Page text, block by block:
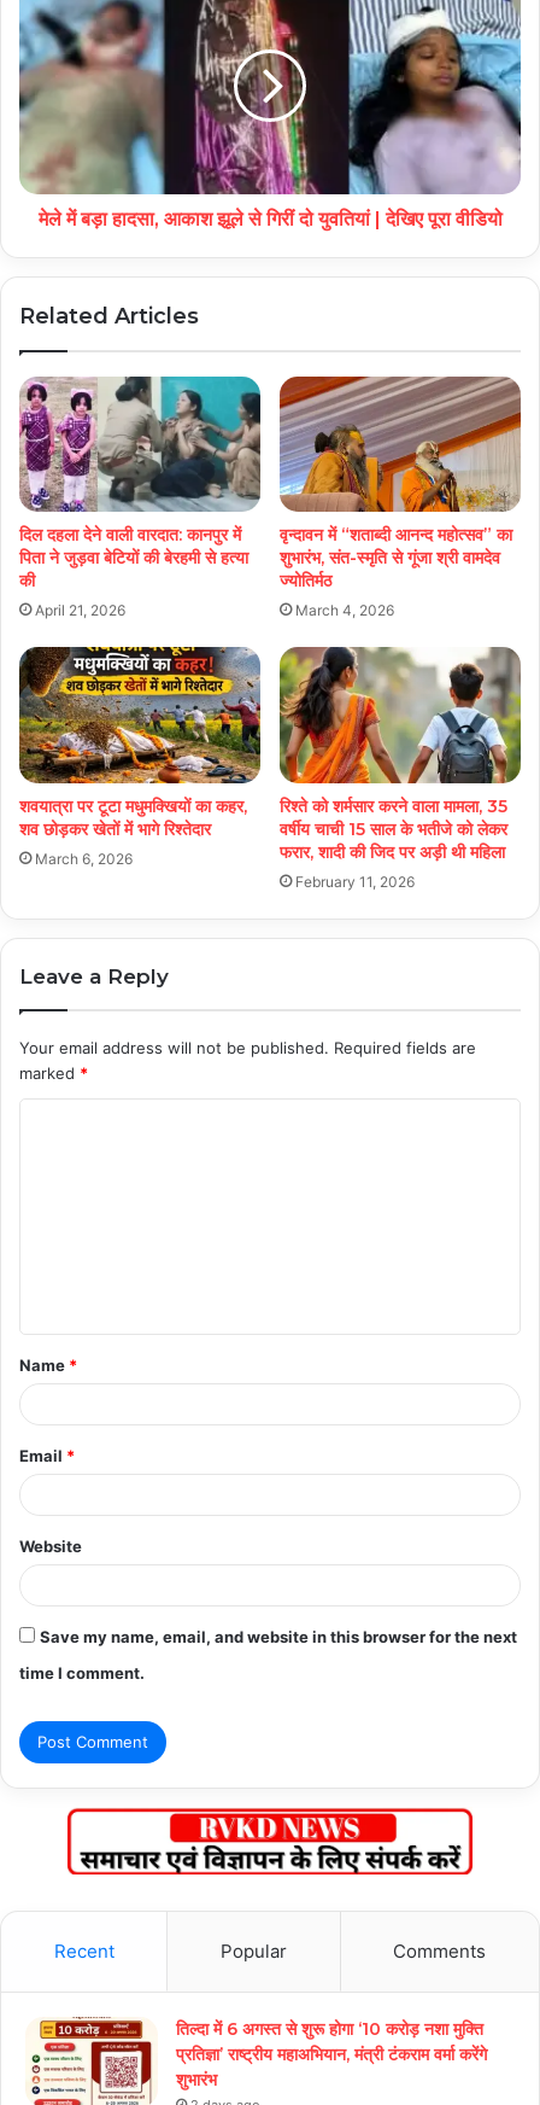
मेले में बड़ा हादसा, आकाश झूले से गिरीं दो युवतियां | देखिए पूरा वीडियो
Related Articles
दिल दहला देने वाली वारदात: कानपुर में
पिता ने जुड़वा बेटियों की बेरहमी से हत्या
की
April 21, 2026
वृन्दावन में “शताब्दी आनन्द महोत्सव” का
शुभारंभ, संत-स्मृति से गूंजा श्री वामदेव
ज्योतिर्मठ
March 4, 2026
शवयात्रा पर टूटा मधुमक्खियों का कहर,
शव छोड़कर खेतों में भागे रिश्तेदार
March 6, 2026
रिश्ते को शर्मसार करने वाला मामला, 35
वर्षीय चाची 15 साल के भतीजे को लेकर
फरार, शादी की जिद पर अड़ी थी महिला
February 11, 2026
Leave a Reply
Your email address will not be published. Required fields are
marked *
t
*
Name *
Email *
Website
Save my name, email, and website in this browser for the next
time I comment.
Recent Popular Comments
तिल्दा में 6 अगस्त से शुरू होगा ‘10 करोड़ नशा मुक्ति
प्रतिज्ञा’ राष्ट्रीय महाअभियान, मंत्री टंकराम वर्मा करेंगे
शुभारंभ